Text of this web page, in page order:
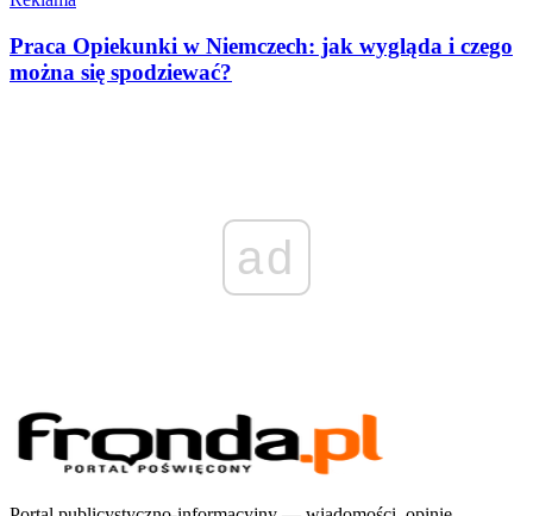
Praca Opiekunki w Niemczech: jak wygląda i czego
można się spodziewać?
ad